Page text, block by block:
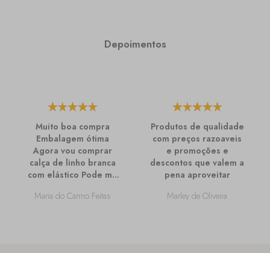
Depoimentos
Muito boa compra
Embalagem ótima
Agora vou comprar
calça de linho branca
com elástico Pode me
informações sobre
Maria do Carmo Feitas
Produtos de qualidade
com preços razoaveis
e promoções e
descontos que valem a
pena aproveitar
Marley de Oliveira